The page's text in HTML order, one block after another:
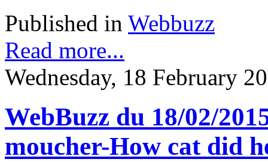
Published in Webbuzz
Read more...
Wednesday, 18 February
WebBuzz du 18/02/
moucher-How cat did